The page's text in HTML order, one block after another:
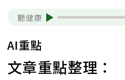
聽健康
AI重點
文章重點整理：